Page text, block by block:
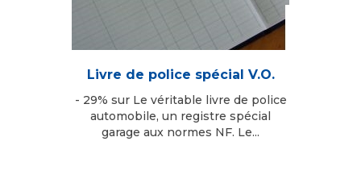
Livre de police spécial V.O.
- 29% sur Le véritable livre de police
automobile, un registre spécial
garage aux normes NF. Le...